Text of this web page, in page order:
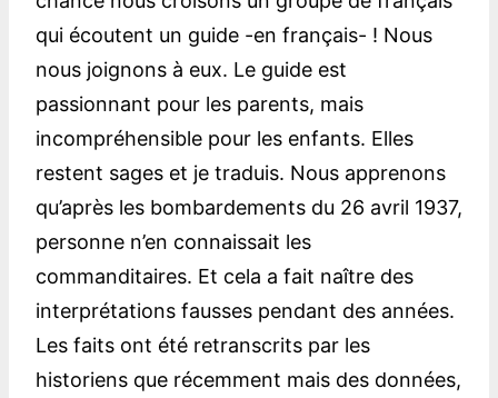
qui écoutent un guide -en français- ! Nous
nous joignons à eux. Le guide est
passionnant pour les parents, mais
incompréhensible pour les enfants. Elles
restent sages et je traduis. Nous apprenons
qu’après les bombardements du 26 avril 1937,
personne n’en connaissait les
commanditaires. Et cela a fait naître des
interprétations fausses pendant des années.
Les faits ont été retranscrits par les
historiens que récemment mais des données,